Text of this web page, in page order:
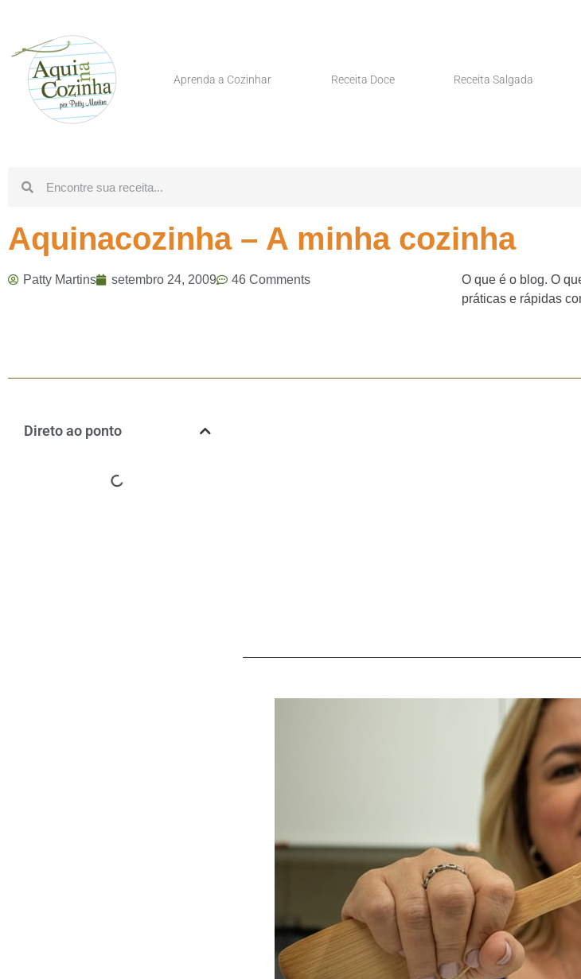
Aprenda a Cozinhar Receita Doce Receita Salgada
Aquinacozinha – A minha cozinha
Patty Martins setembro 24, 2009 46 Comments
O que é o blog. O
práticas e rápidas
Direto ao ponto